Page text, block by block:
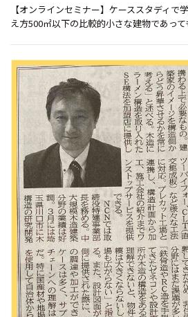
【オンラインセミナー】ケーススタディ
え方500㎡以下の比較的小さな建物であっ